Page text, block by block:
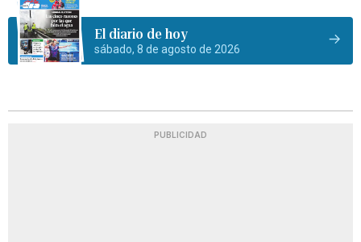
El diario de hoy
sábado, 8 de agosto de 2026
PUBLICIDAD